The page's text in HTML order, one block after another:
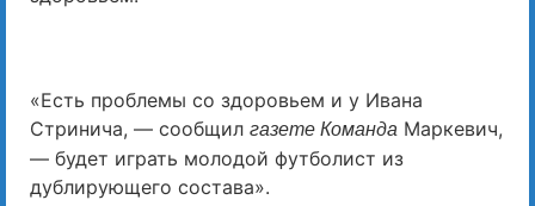
«Есть проблемы со здоровьем и у Ивана
Стринича, — сообщил газете Команда Маркевич,
— будет играть молодой футболист из
дублирующего состава».